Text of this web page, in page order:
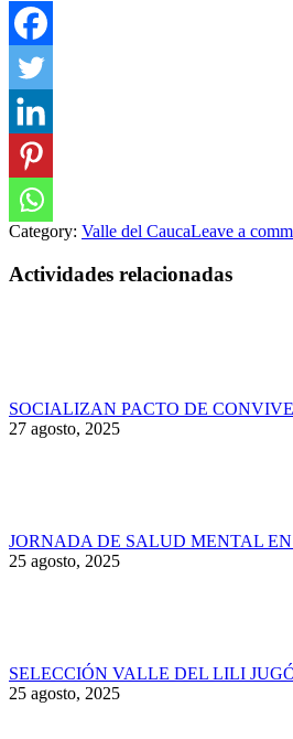
Category: Valle del CaucaLeave a
Actividades relacionadas
SOCIALIZAN PACTO DE
27 agosto, 2025
JORNADA DE SALUD MENTAL
25 agosto, 2025
SELECCIÓN VALLE DEL LILI
25 agosto, 2025